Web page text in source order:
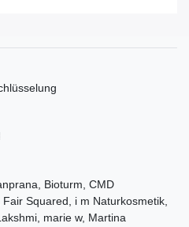
Bioturm, CMD
Squared, i m Naturkosmetik,
marie w, Martina